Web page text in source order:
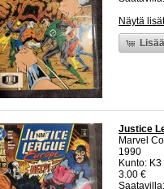
Näytä
Justice
Marvel
1990
Kunto:
3.00 €